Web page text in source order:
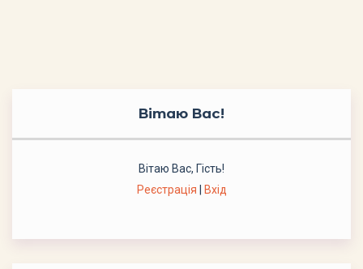
Вітаю Вас!
Вітаю Вас, Гість!
Реєстрація
Вхід